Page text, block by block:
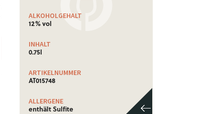
ALKOHOLGEHALT
12% vol
INHALT
0.75l
ARTIKELNUMMER
AT015748
ALLERGENE
enthält Sulfite